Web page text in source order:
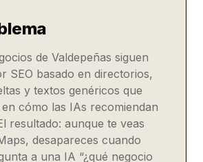
de Valdepeñas siguen
SEO basado en directorios,
y textos genéricos que
cómo las IAs recomiendan
resultado: aunque te veas
desapareces cuando
a una IA “¿qué negocio